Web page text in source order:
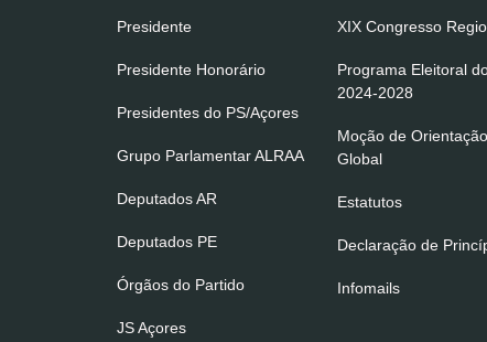
Presidente
Presidente Honorário
Presidentes do PS/Açores
Grupo Parlamentar ALRAA
Deputados AR
Deputados PE
Órgãos do Partido
JS Açores
XIX Congresso
Programa Eleitoral
2024-2028
Moção de Orientação
Global
Estatutos
Declaração de
Infomails